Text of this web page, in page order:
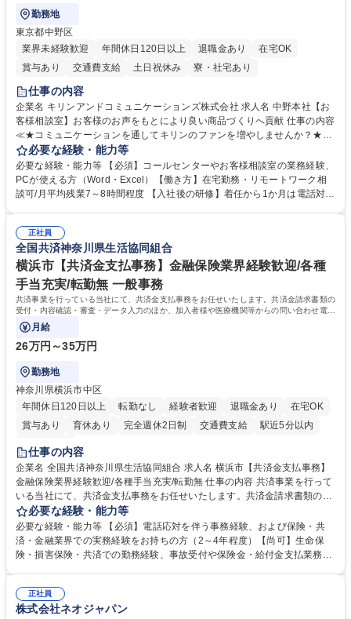
勤務地
東京都中野区
業界未経験歓迎
年間休日120日以上 退職金あり
在宅OK
賞与あり
交通費支給 土日祝休み 寮・社宅あり
仕事の内容
企業名 キリンアンドコミュニケーションズ株式会社 求人名 中野本社【お
客様相談室】お客様のお声をもとにより良い商品づくりへ貢献 仕事の内容
≪★コミュニケーションを通してキリンのファンを増やしませんか？★≫
お客様のお声をより良い商品づくりに活かしていく上で、窓口となるお客
様相談室でのお仕事です。 日々お客様からいただくキリングループへのご
意見を、企業活動に活かしています。お客様からの声に迅速かつ誠意をも
って対応、情報提供するとともにグループ内活動に反映しています。 【具
平均100件前後■メール・手紙：同上40件前後 募集職種 中野本社【お客様
相談室】お客様のお声をもとにより良い商品づくりへ貢献
必要な経験・能力等
必要な経験・能力等 【必須】コールセンターやお客様相談室の業務経験、
PCが使える方（Word・Excel）【働き方】在宅勤務・リモートワーク相
談可/月平均残業7～8時間程度 【入社後の研修】着任から1か月は電話対応
すのでご安心ください。 【当社について】キリングループの広報機能を担
う会社として、お客様との出会いを大切にし、磨き上げたホスピタリティ
を込めてコミュニケーションをとりながら広報関連業務を行っておりま
す。 学歴・資格 学歴：大学院 大学 高専 短大 専修学校 高校 語学力： 資
格：
正社員
全国共済神奈川県生活協同組合
横浜市【共済金支払事務】金融保険業界経験歓迎/各種
手当充実/転勤無 一般事務
共済事業を行っている当社にて、共済金支払事務をお任せいたします。共済金請求書類の
受付・内容確認・審査・データ入力のほか、加入者様や医療機関等からの問い合わせ電話
対応や書類発送等を担当します。
月給
26万円～35万円
勤務地
神奈川県横浜市中区
年間休日120日以上
転勤なし 経験者歓迎 退職金あり
在宅OK
賞与あり
育休あり 完全週休2日制 交通費支給
駅近5分以内
土日祝休み
仕事の内容
企業名 全国共済神奈川県生活協同組合 求人名 横浜市【共済金支払事務】
金融保険業界経験歓迎/各種手当充実/転勤無 仕事の内容 共済事業を行って
いる当社にて、共済金支払事務をお任せいたします。共済金請求書類の受
付・内容確認・審査・データ入力のほか、加入者様や医療機関等からの問
い合わせ電話対応や書類発送等を担当します。 ■共済金請求書類の受付、
内容確認、および共済金支払に関する審査・事務処理業務全般を担当 ■専
用システムへのデータ入力、各種必要書類の作成・発送作業 ■加入者様や
指定する業務 募集職種 横浜市【共済金支払事務】金融保険業界経験歓迎/
各種手当充実/転勤無
必要な経験・能力等
必要な経験・能力等 【必須】電話応対を伴う事務経験、および保険・共
済・金融業界での実務経験をお持ちの方（2～4年程度）【尚可】生命保
険・損害保険・共済での勤務経験、事故受付や保険金・給付金支払業務経
務へのキャリアチェンジ希望者も大歓迎です！ 学歴・資格 学歴：大学院
大学 高専 短大 専修学校 高校 語学力： 資格：
正社員
株式会社ネオジャパン